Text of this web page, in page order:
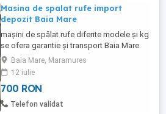
Masina de spalat rufe import
depozit Baia Mare
mașini de spălat rufe diferite modele și kg
se ofera garantie și transport Baia Mare
prețuri de la 700 lei
Baia Mare, Maramures
12 iulie
700 RON
Telefon validat